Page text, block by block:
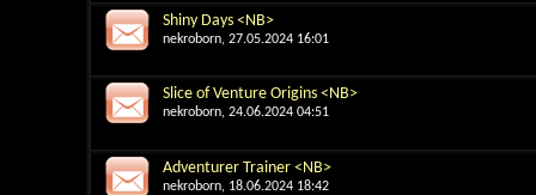
Shiny Days <NB>
nekroborn, 27.05.2024 16:01
Slice of Venture Origins <NB>
nekroborn, 24.06.2024 04:51
Adventurer Trainer <NB>
nekroborn, 18.06.2024 18:42